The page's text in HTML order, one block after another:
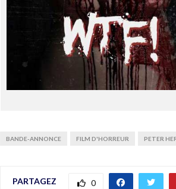
BANDE-ANNONCE FILM D'HORREUR PETER
PARTAGEZ 0